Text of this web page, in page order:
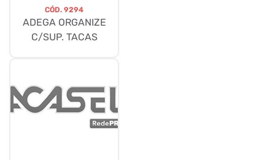
CÓD. 9294
ADEGA ORGANIZE
C/SUP. TACAS